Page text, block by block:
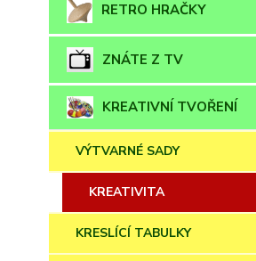
RETRO HRAČKY
ZNÁTE Z TV
KREATIVNÍ TVOŘENÍ
VÝTVARNÉ SADY
KREATIVITA
KRESLÍCÍ TABULKY